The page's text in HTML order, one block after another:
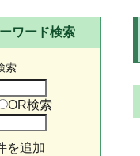
ワード検索
索
OR検索
を追加